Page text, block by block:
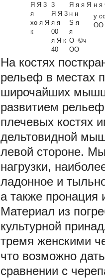
Я Я 3
я
хо я Я
к
3
Я Я 3
я я
00
я Я к
40
Я я я Я
н н
S я
я
О -©ч
ОО
н я
у
ОО
На костях
рельеф в местах
широчайших
развитием
плечевых костях
дельтовидной
левой стороне.
нагрузки,
ладонное и
а также пронация
Материал из
культурной
тремя женскими
что возможно
сравнении с